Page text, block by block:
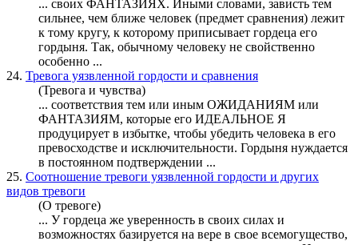
... своих ФАНТАЗИЯХ. Иными словами, зависть тем
сильнее, чем ближе человек (предмет сравнения) лежит
к тому кругу, к которому приписывает гордеца его
гордыня. Так, обычному человеку не свойственно
особенно ...
24. Тревога уязвленной гордости и сравнения
(Тревога и чувства)
... соответствия тем или иным ОЖИДАНИЯМ или
ФАНТАЗИЯМ, которые его ИДЕАЛЬНОЕ Я
продуцирует в избытке, чтобы убедить человека в его
превосходстве и исключительности. Гордыня нуждается
в постоянном подтверждении ...
25. Соотношение тревоги уязвленной гордости и других
видов тревоги
(О тревоге)
... У гордеца же уверенность в своих силах и
возможностях базируется на вере в свое всемогущество,